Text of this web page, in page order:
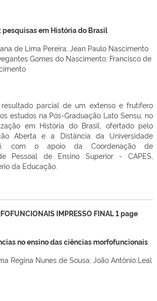
pesquisas em História do Brasil
de Lima Pereira; Jean Paulo Nascimento
Gomes do Nascimento; Francisco de
parcial de um extenso e frutífero
estudos na Pós-Graduação Lato Sensu, no
em História do Brasil, ofertado pelo
Aberta e a Distância da Universidade
com o apoio da Coordenação de
Pessoal de Ensino Superior - CAPES,
da Educação.
no ensino das ciências morfofuncionais
Regina Nunes de Sousa; João Antônio Leal